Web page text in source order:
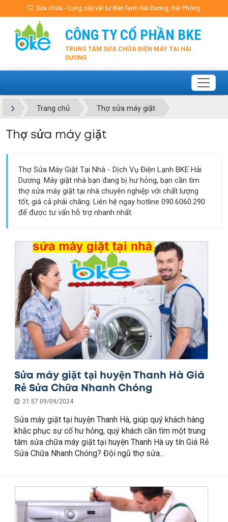
Sửa chữa - Cung cấp vật tư điện lạnh Hải Dương, Hải Phòng
CÔNG TY CỔ PHẦN BKE
TRUNG TÂM SỬA CHỮA ĐIỆN MÁY TẠI HẢI
DƯƠNG
Trang chủ Thợ sửa máy giặt
Thợ sửa máy giặt
Thợ Sửa Máy Giặt Tại Nhà - Dịch Vụ Điện Lạnh BKE Hải
Dương. Máy giặt nhà bạn đang bị hư hỏng, bạn cần tìm
thợ sửa máy giặt tại nhà chuyên nghiệp với chất lượng
tốt, giá cả phải chăng. Liên hệ ngay hotline 090.6060.290
để được tư vấn hỗ trợ nhanh nhất.
Sửa máy giặt tại huyện Thanh Hà Giá
Rẻ Sửa Chữa Nhanh Chóng
21:57 09/09/2024
Sửa máy giặt tại huyện Thanh Hà, giúp quý khách hàng
khắc phục sự cố hư hỏng, quý khách cần tìm một trung
tâm sửa chữa máy giặt tại huyện Thanh Hà uy tín Giá Rẻ
Sửa Chữa Nhanh Chóng? Đội ngũ thợ sửa...